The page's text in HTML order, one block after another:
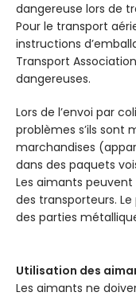
dangereuse lors de
Pour le transport
instructions
Transport
dangereuses.
Lors de l’envoi par
problèmes s’ils sont
marchandises
dans des paquets
Les aimants
des transporteurs.
des parties
Utilisation des
Les aimants ne